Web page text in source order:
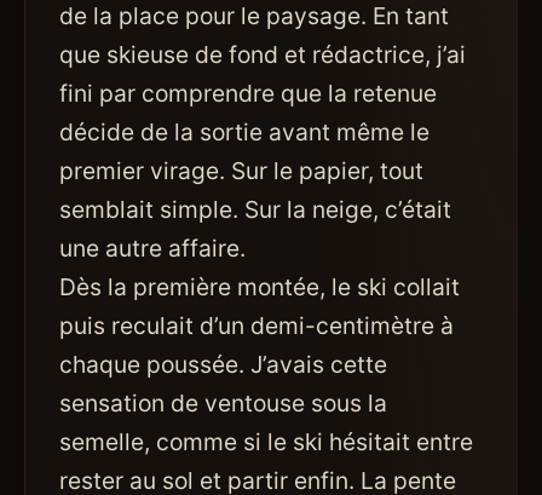
de la place pour le paysage. En tant
que skieuse de fond et rédactrice, j’ai
fini par comprendre que la retenue
décide de la sortie avant même le
premier virage. Sur le papier, tout
semblait simple. Sur la neige, c’était
une autre affaire.
Dès la première montée, le ski collait
puis reculait d’un demi-centimètre à
chaque poussée. J’avais cette
sensation de ventouse sous la
semelle, comme si le ski hésitait entre
rester au sol et partir enfin. La pente